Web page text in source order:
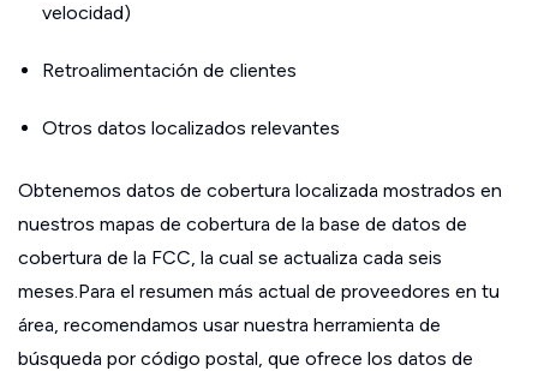
velocidad)
Retroalimentación de clientes
Otros datos localizados relevantes
Obtenemos datos de cobertura localizada mostrados en
nuestros mapas de cobertura de la base de datos de
cobertura de la FCC, la cual se actualiza cada seis
meses.Para el resumen más actual de proveedores en tu
área, recomendamos usar nuestra herramienta de
búsqueda por código postal, que ofrece los datos de